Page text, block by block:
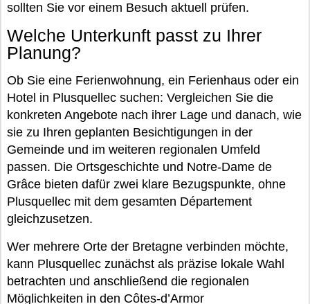
sollten Sie vor einem Besuch aktuell prüfen.
Welche Unterkunft passt zu Ihrer
Planung?
Ob Sie eine Ferienwohnung, ein Ferienhaus oder ein
Hotel in Plusquellec suchen: Vergleichen Sie die
konkreten Angebote nach ihrer Lage und danach, wie
sie zu Ihren geplanten Besichtigungen in der
Gemeinde und im weiteren regionalen Umfeld
passen. Die Ortsgeschichte und Notre-Dame de
Grâce bieten dafür zwei klare Bezugspunkte, ohne
Plusquellec mit dem gesamten Département
gleichzusetzen.
Wer mehrere Orte der Bretagne verbinden möchte,
kann Plusquellec zunächst als präzise lokale Wahl
betrachten und anschließend die regionalen
Möglichkeiten in den Côtes-d’Armor